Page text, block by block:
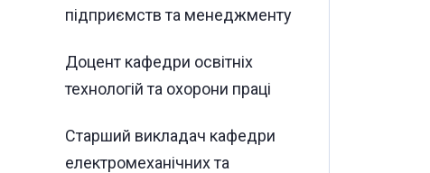
підприємств та менеджменту
Доцент кафедри освітніх
технологій та охорони праці
Старший викладач кафедри
електромеханічних та